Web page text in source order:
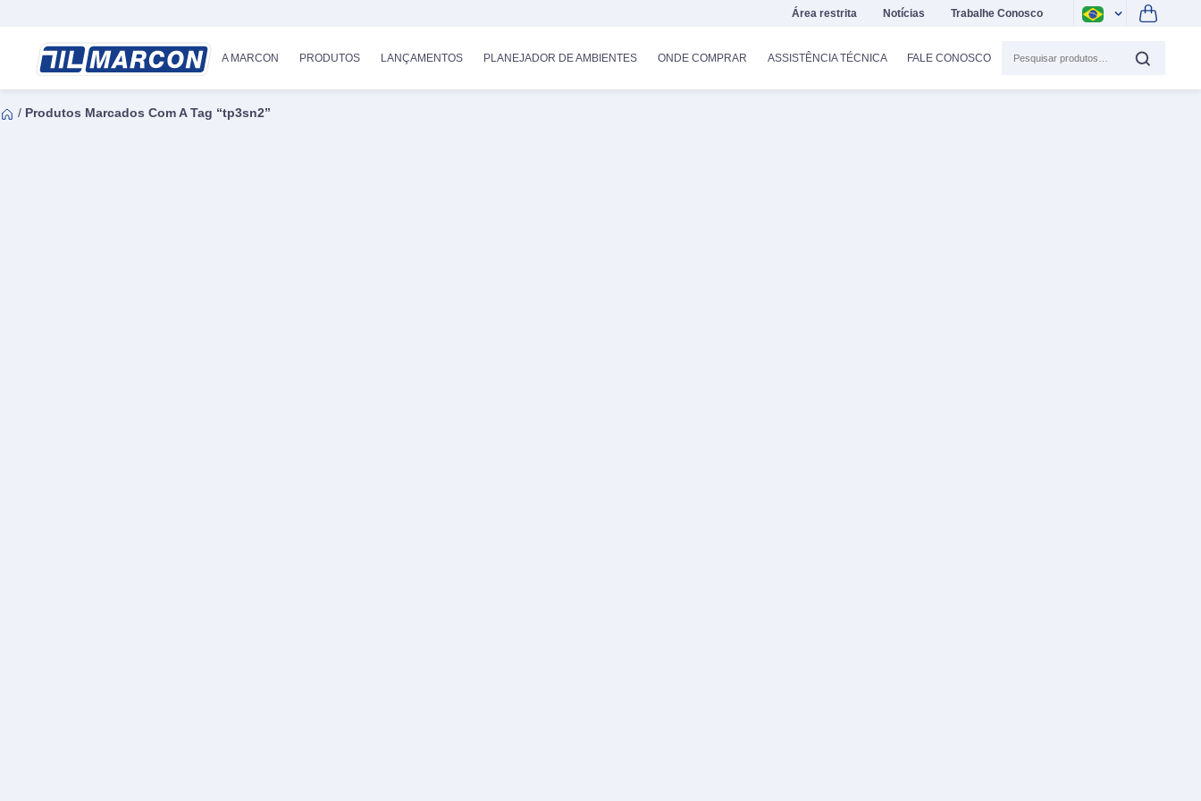
Área restrita Notícias Trabalhe Conosco
A MARCON PRODUTOS LANÇAMENTOS PLANEJADOR DE AMBIENTES ONDE COMPRAR ASSISTÊNCIA TÉCNICA FALE CONOSCO
/ Produtos Marcados Com A Tag “tp3sn2”